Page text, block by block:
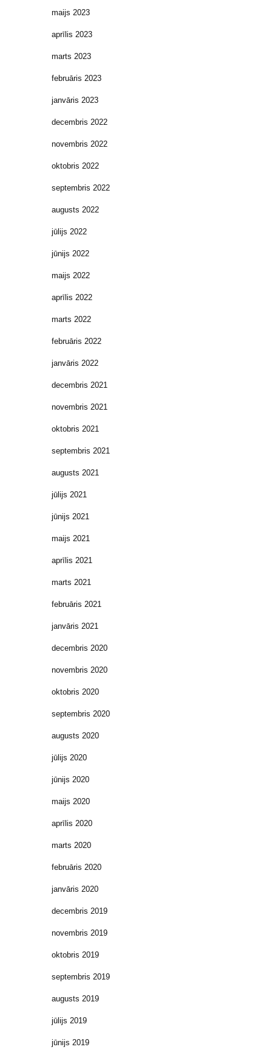
maijs 2023
aprīlis 2023
marts 2023
februāris 2023
janvāris 2023
decembris 2022
novembris 2022
oktobris 2022
septembris 2022
augusts 2022
jūlijs 2022
jūnijs 2022
maijs 2022
aprīlis 2022
marts 2022
februāris 2022
janvāris 2022
decembris 2021
novembris 2021
oktobris 2021
septembris 2021
augusts 2021
jūlijs 2021
jūnijs 2021
maijs 2021
aprīlis 2021
marts 2021
februāris 2021
janvāris 2021
decembris 2020
novembris 2020
oktobris 2020
septembris 2020
augusts 2020
jūlijs 2020
jūnijs 2020
maijs 2020
aprīlis 2020
marts 2020
februāris 2020
janvāris 2020
decembris 2019
novembris 2019
oktobris 2019
septembris 2019
augusts 2019
jūlijs 2019
jūnijs 2019